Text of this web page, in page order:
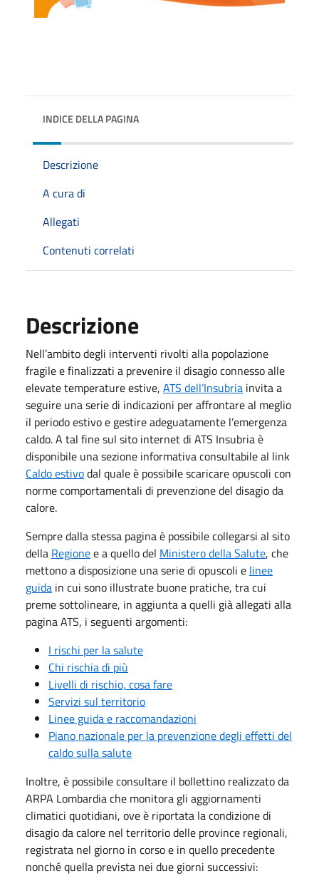
INDICE DELLA PAGINA
Descrizione
A cura di
Allegati
Contenuti correlati
Descrizione
Nell’ambito degli interventi rivolti alla popolazione
fragile e finalizzati a prevenire il disagio connesso alle
elevate temperature estive, ATS dell’Insubria invita a
seguire una serie di indicazioni per affrontare al meglio
il periodo estivo e gestire adeguatamente l’emergenza
caldo. A tal fine sul sito internet di ATS Insubria è
disponibile una sezione informativa consultabile al link
Caldo estivodal quale è possibile scaricare opuscoli con
norme comportamentali di prevenzione del disagio da
calore.
Sempre dalla stessa pagina è possibile collegarsi al sito
della Regionee a quello del Ministero della Salute, che
mettono a disposizione una serie di opuscoli e linee
guida in cui sono illustrate buone pratiche, tra cui
preme sottolineare, in aggiunta a quelli già allegati alla
pagina ATS, i seguenti argomenti:
I rischi per la salute
Chi rischia di più
Livelli di rischio, cosa fare
Servizi sul territorio
Linee guida e raccomandazioni
Piano nazionale per la prevenzione degli effetti del
caldo sulla salute
Inoltre, è possibile consultare il bollettino realizzato da
ARPA Lombardia che monitora gli aggiornamenti
climatici quotidiani, ove è riportata la condizione di
disagio da calore nel territorio delle province regionali,
registrata nel giorno in corso e in quello precedente
nonché quella prevista nei due giorni successivi: